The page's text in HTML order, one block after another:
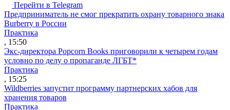
Перейти в Telegram
Предприниматель не смог прекратить охрану товарного знака
Burberry в России
Практика
, 15:50
Экс-директора Popcorn Books приговорили к четырем годам
условно по делу о пропаганде ЛГБТ*
Практика
, 15:25
Wildberries запустит программу партнерских хабов для
хранения товаров
Практика